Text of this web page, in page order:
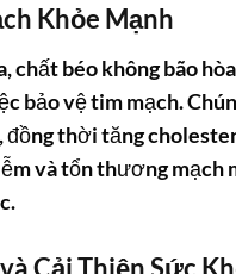
Khỏe Mạnh
chất béo không bão
bảo vệ tim mạch.
thời tăng
và tổn thương mạch
Cải Thiện Sức